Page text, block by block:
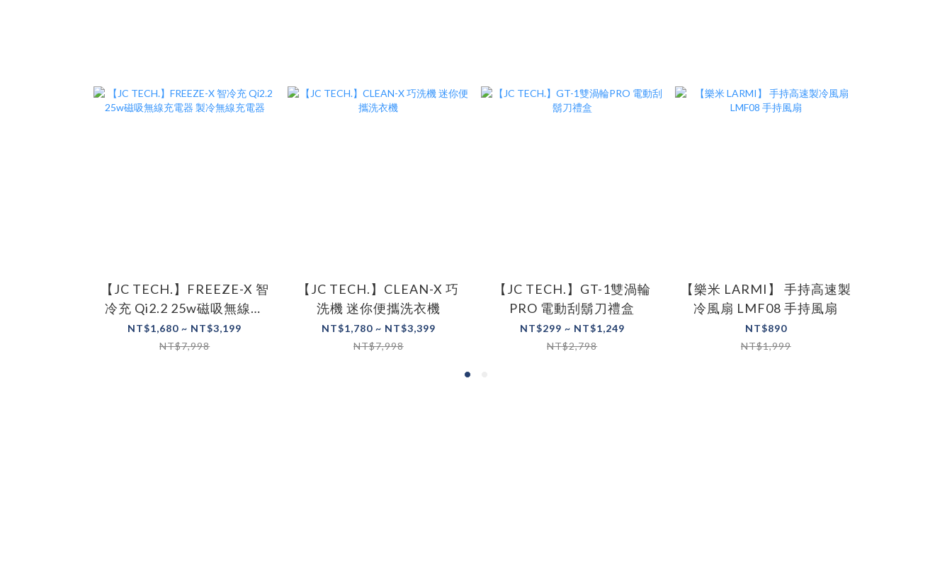
【JC TECH.】FREEZE-X 智
冷充 Qi2.2 25w磁吸無線充
電器 製冷無線充電器
NT$1,680 ~ NT$3,199
NT$7,998
【JC TECH.】CLEAN-X 巧
洗機 迷你便攜洗衣機
NT$1,780 ~ NT$3,399
NT$7,998
【JC TECH.】GT-1雙渦輪
PRO 電動刮鬍刀禮盒
NT$299 ~ NT$1,249
NT$2,798
【樂米 LARMI】 手持高速製
冷風扇 LMF08 手持風扇
NT$890
NT$1,999